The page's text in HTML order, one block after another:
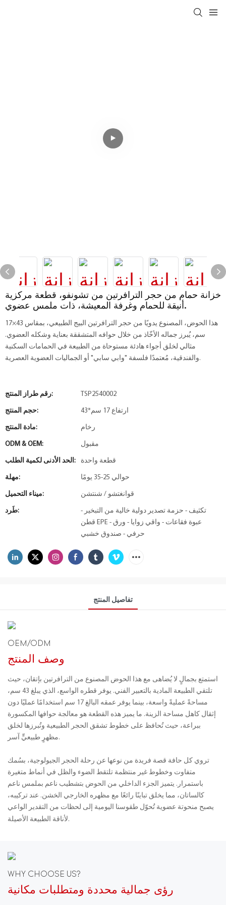
خزانة حمام من حجر الترافرتين من تشونفو، قطعة مركزية
أنيقة للحمام وغرفة المعيشة، ذات ملمس عضوي.
هذا الحوض، المصنوع يدويًا من حجر الترافرتين البيج الطبيعي، بمقاس 43×17
سم، يُبرز جماله الأخّاذ من خلال حوافه المتشققة بعناية وشكله العضوي.
مثالي لخلق أجواء هادئة مستوحاة من الطبيعة في الحمامات السكنية
والفندقية، مُعتمدًا فلسفة "وابي سابي" أو الجماليات العضوية العصرية.
رقم طراز المنتج: TSP2540002
حجم المنتج: 43*ارتفاع 17 سم
مادة المنتج: رخام
ODM & OEM: مقبول
الحد الأدنى لكمية الطلب: قطعة واحدة
مهلة: حوالي 25-35 يومًا
ميناء التحميل: قوانغتشو / شنتشن
طَرد:
تكثيف - حزمة تصدير دولية خالية من التبخير -
قطن EPE - عبوة فقاعات - واقي زوايا - ورق
حرفي - صندوق خشبي
تفاصيل المنتج
OEM/ODM
وصف المنتج
استمتع بجمالٍ لا يُضاهى مع هذا الحوض المصنوع من الترافرتين بإتقان، حيث
تلتقي الطبيعة المادية بالتعبير الفني. يوفر قطره الواسع، الذي يبلغ 43 سم،
مساحةً عمليةً واسعة، بينما يوفر عمقه البالغ 17 سم استخدامًا عمليًا دون
إثقال كاهل مساحة الزينة. ما يميز هذه القطعة هو معالجة حوافها المكسورة
ببراعة، حيث تُحافظ على خطوط تشقق الحجر الطبيعية وتُبرزها لخلق
مظهرٍ طبيعيٍّ آسر.
تروي كل حافة قصة فريدة من نوعها عن رحلة الحجر الجيولوجية، بسُمك
متفاوت وخطوط غير منتظمة تلتقط الضوء والظل في أنماط متغيرة
باستمرار. يتميز الجزء الداخلي من الحوض بتشطيب ناعم بملمس ناعم
كالساتان، مما يخلق تباينًا رائعًا مع مظهره الخارجي الخشن. عند تركيبه،
يصبح منحوتة عضوية تُحوّل طقوسنا اليومية إلى لحظات من التقدير الواعي
لأناقة الطبيعة الأصيلة.
WHY CHOOSE US?
رؤى جمالية محددة ومتطلبات مكانية